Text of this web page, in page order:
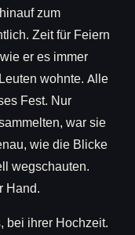
zum
Zeit für Feiern
er es immer
wohnte. Alle
Fest. Nur
war sie
wie die Blicke
wegschauten.
Hand.
bei ihrer Hochzeit.